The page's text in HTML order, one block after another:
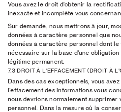
Vous avez le droit d'obtenir la
inexacte et incomplète vous
Sur demande, nous mettrons à jour,
données à caractère personnel que
données à caractère personnel dont
nécessaire sur la base d'une
légitime permanent.
7.3 DROIT À L'EFFACEMENT (DROIT À
Dans des cas exceptionnels, vous
l'effacement des informations vous
nous devrions normalement supprimer
personnel. Dans la mesure où la